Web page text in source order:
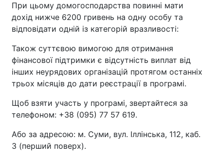
При цьому домогосподарства повинні мати
дохід нижче 6200 гривень на одну особу та
відповідати одній із категорій вразливості:
Також суттєвою вимогою для отримання
фінансової підтримки є відсутність виплат від
інших неурядових організацій протягом останніх
трьох місяців до дати реєстрації в програмі.
Щоб взяти участь у програмі, звертайтеся за
телефоном: +38 (095) 77 57 619.
Або за адресою: м. Суми, вул. Іллінська, 112, каб.
3 (перший поверх).